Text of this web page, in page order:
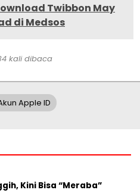
Twibbon May
di Medsos
kali dibaca
Apple ID
Kini Bisa “Meraba”